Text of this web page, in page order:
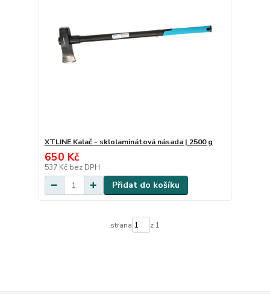
XTLINE Kalač - sklolaminátová násada | 2500 g
650 Kč
537 Kč bez DPH
Přidat do košíku
strana z 1